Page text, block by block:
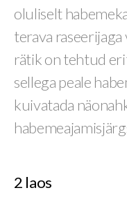
oluliselt
terava
rätik on tehtud
sellega peale
kuivatada
2 laos